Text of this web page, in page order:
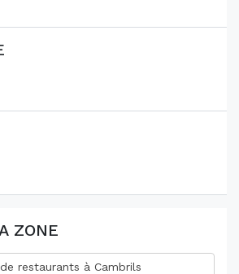
ZONE
restaurants à Cambrils